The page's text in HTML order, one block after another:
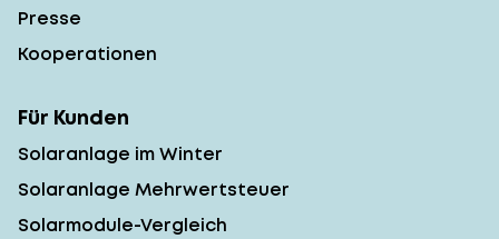
Presse
Kooperationen
Für Kunden
Solaranlage im Winter
Solaranlage Mehrwertsteuer
Solarmodule-Vergleich